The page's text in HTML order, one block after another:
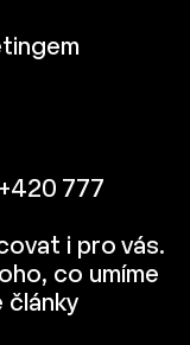
777
i pro vás.
co umíme